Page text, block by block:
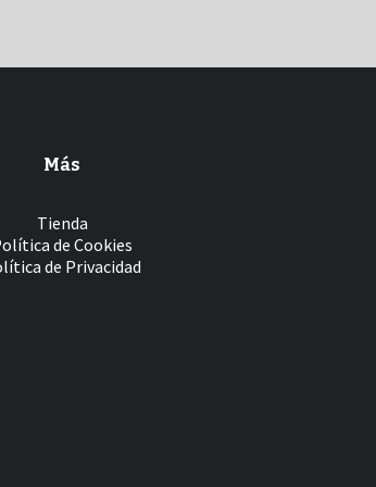
Más
Tienda
de Cookies
de Privacidad